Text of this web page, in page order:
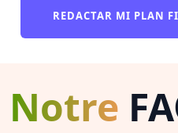
REDACTAR MI PLAN
Notre